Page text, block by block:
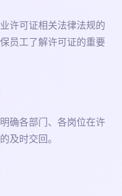
许可证相关法律法规的
员工了解许可证的重要
确各部门、各岗位在许
及时交回。